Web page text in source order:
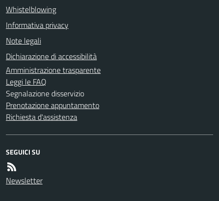
Whistelblowing
Informativa privacy
Note legali
Dichiarazione di accessibilità
Amministrazione trasparente
Leggi le FAQ
Segnalazione disservizio
Prenotazione appuntamento
Richiesta d'assistenza
SEGUICI SU
Newsletter